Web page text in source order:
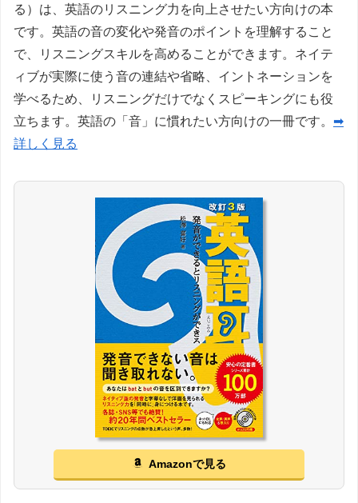
る）は、英語のリスニング力を向上させたい方向けの本
です。英語の音の変化や発音のポイントを理解すること
で、リスニングスキルを高めることができます。ネイテ
ィブが実際に使う音の連結や省略、イントネーションを
学べるため、リスニングだけでなくスピーキングにも役
立ちます。英語の「音」に慣れたい方向けの一冊です。 ➡
詳しく見る
Amazonで見る